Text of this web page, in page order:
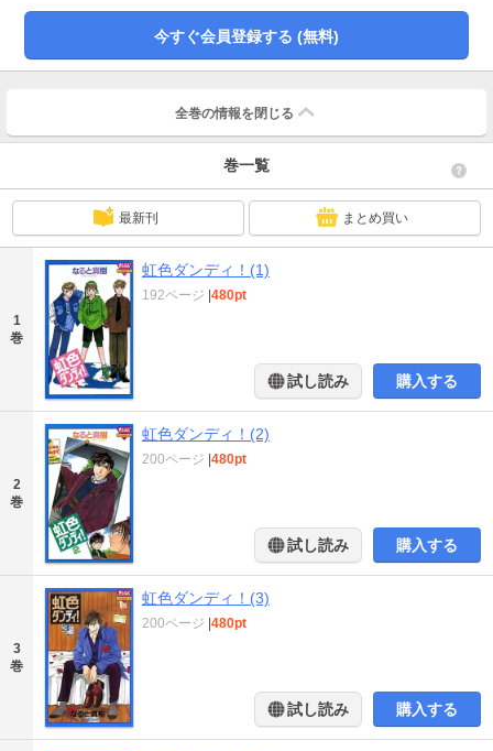
今すぐ会員登録する (無料)
全巻の情報を 閉じる
巻一覧
最新刊 まとめ買い
1
巻
虹色ダンディ！(1)
192ページ 480pt
試し読み 購入する
2
巻
虹色ダンディ！(2)
200ページ 480pt
試し読み 購入する
3
巻
虹色ダンディ！(3)
200ページ 480pt
試し読み 購入する